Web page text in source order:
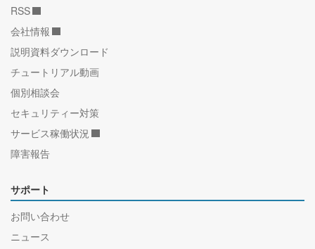
RSS
会社情報
説明資料ダウンロード
チュートリアル動画
個別相談会
セキュリティー対策
サービス稼働状況
障害報告
サポート
お問い合わせ
ニュース